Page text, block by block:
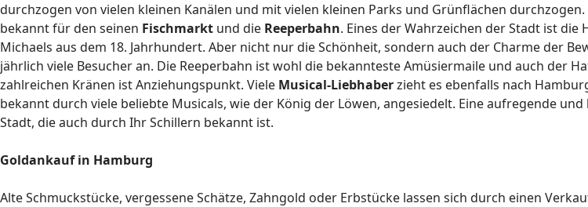
durchzogen von vielen kleinen Kanälen und mit vielen kleinen Parks und Grünflächen
bekannt für den seinen Fischmarkt und die Reeperbahn. Eines der Wahrzeichen der Stadt ist die
Michaels aus dem 18. Jahrhundert. Aber nicht nur die Schönheit, sondern auch der Charme der
jährlich viele Besucher an. Die Reeperbahn ist wohl die bekannteste Amüsiermaile und auch der
zahlreichen Kränen ist Anziehungspunkt. Viele Musical-Liebhaberzieht es ebenfalls nach
bekannt durch viele beliebte Musicals, wie der König der Löwen, angesiedelt. Eine aufregende
Stadt, die auch durch Ihr Schillern bekannt ist.
Goldankauf in Hamburg
Alte Schmuckstücke, vergessene Schätze, Zahngold oder Erbstücke lassen sich durch einen